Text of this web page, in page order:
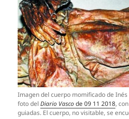
Imagen del cuerpo momificado de Inés
foto del Diario Vascode 09 11 2018,
guiadas. El cuerpo, no visitable, se